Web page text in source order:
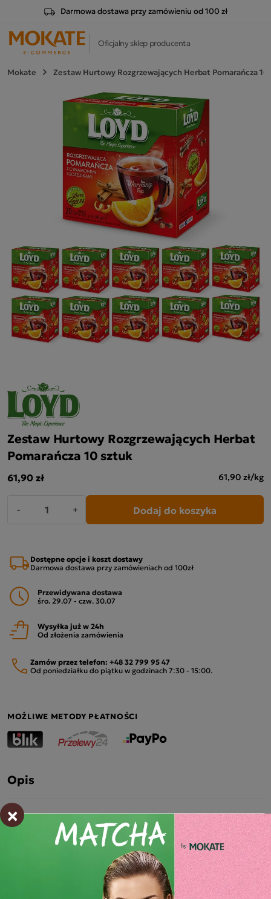
Darmowa dostawa przy zamówieniu od 100 zł
Oficjalny sklep producenta
Mokate Zestaw Hurtowy Rozgrzewających Herbat Pomarańcza
Zestaw Hurtowy Rozgrzewających Herbat
Pomarańcza 10 sztuk
61,90 zł 61,90 zł/kg
- + Dodaj do koszyka
Dostępne opcje i koszt dostawy
Darmowa dostawa przy zamówieniach od 100zł
Przewidywana dostawa
śro. 29.07 - czw. 30.07
Wysyłka już w 24h
Od złożenia zamówienia
Zamów przez telefon: +48 32 799 95 47
Od poniedziałku do piątku w godzinach 7:30 - 15:00.
MOŻLIWE METODY PŁATNOŚCI
Opis
Warming Tea Rozgrzewająca POMARAŃCZAto promienie
słońca zamknięte w owocu pomarańczy doprawione
aksamitnym cynamonem oraz aromatycznymi goździkami, a
do tego cudowna słodycz z korzenia lukrecji.
Ten tercet to idealne towarzystwo na chłodne jesienno-
×